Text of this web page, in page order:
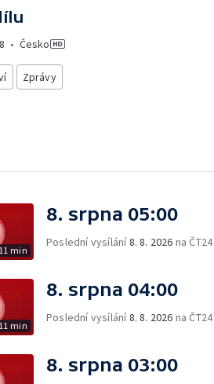
• Česko
Zprávy
11 min
8. srpna 05:00
Poslední vysílání8. 8. 2026 na ČT24
11 min
8. srpna 04:00
Poslední vysílání8. 8. 2026 na ČT24
8. srpna 03:00